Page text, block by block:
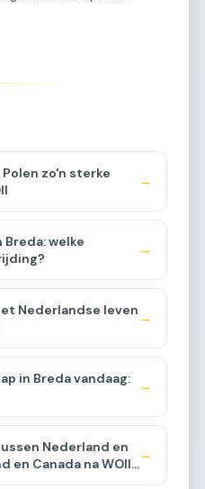
zo'n sterke
→
welke
→
Nederlandse leven
→
in Breda vandaag:
→
Nederland en
en Canada na WOII
→